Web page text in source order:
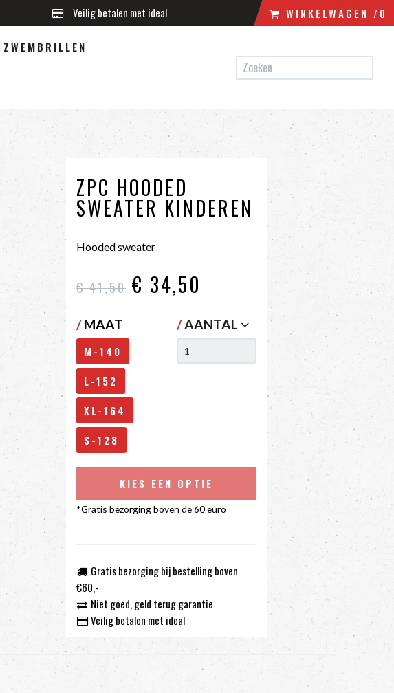
Veilig betalen met ideal WINKELWAGEN /0
WINKELWAGEN
UW WINKELWAGEN IS LEEG.
VUL HEM MET PRODUCTEN.
ZWEMBRILLEN
ZPC HOODED
SWEATER KINDEREN
Hooded sweater
€ 41,50€ 34,50
/MAAT
M-140
L-152
XL-164
S-128
/AANTAL
KIES EEN OPTIE
*Gratis bezorging boven de 60 euro
Gratis bezorging bij bestelling boven
€60,-
Niet goed, geld terug garantie
Veilig betalen met ideal